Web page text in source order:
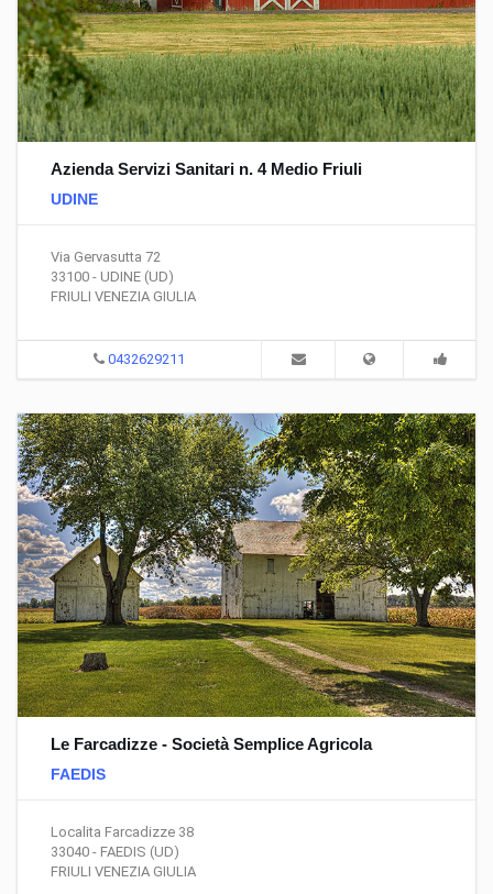
Azienda Servizi Sanitari n. 4 Medio Friuli
UDINE
Via Gervasutta 72
33100 - UDINE (UD)
FRIULI VENEZIA GIULIA
0432629211
Le Farcadizze - Società Semplice Agricola
FAEDIS
Localita Farcadizze 38
33040 - FAEDIS (UD)
FRIULI VENEZIA GIULIA